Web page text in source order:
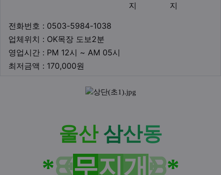
지
지
전화번호 : 0503-5984-1038
업체위치 : OK목장 도보2분
영업시간 : PM 12시 ~ AM 05시
최저금액 : 170,000원
울산 삼산동
*ᙬ무지 개 ᙩ*